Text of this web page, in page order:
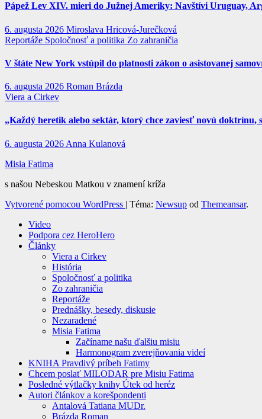
Pápež Lev XIV. mieri do Južnej Ameriky: Navštívi Uruguay,
6. augusta 2026 Miroslava Hricová-Jurečková
Reportáže Spoločnosť a politika Zo zahraničia
V štáte New York vstúpil do platnosti zákon o asistovanej
6. augusta 2026 Roman Brázda
Viera a Cirkev
„Každý heretik alebo sektár, ktorý chce zaviesť novú
6. augusta 2026 Anna Kulanová
Misia Fatima
s našou Nebeskou Matkou v znamení kríža
Vytvorené pomocou WordPress | Téma: Newsup od Themeansar.
Video
Podpora cez HeroHero
Články
Viera a Cirkev
História
Spoločnosť a politika
Zo zahraničia
Reportáže
Prednášky, besedy, diskusie
Nezaradené
Misia Fatima
Začíname našu ďalšiu misiu
Harmonogram zverejňovania videí
KNIHA Pravdivý príbeh Fatimy
Chcem poslať MILODAR pre Misiu Fatima
Posledné výtlačky knihy Útek od heréz
Autori článkov a korešpondenti
Antalová Tatiana MUDr.
Brázda Roman